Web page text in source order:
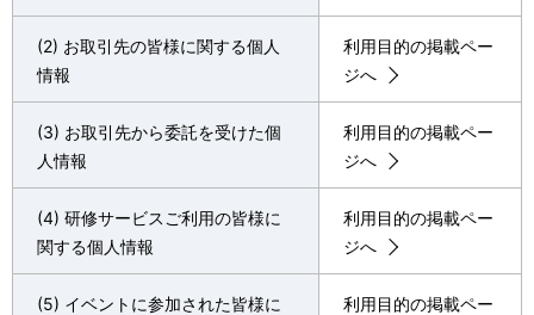
(2) お取引先の皆様に関する個人
情報
利用目的の掲載ペー
ジへ
(3) お取引先から委託を受けた個
人情報
利用目的の掲載ペー
ジへ
(4) 研修サービスご利用の皆様に
関する個人情報
利用目的の掲載ペー
ジへ
(5) イベントに参加された皆様に
利用目的の掲載ペー